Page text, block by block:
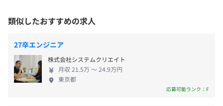
年1回の目標設定をして、半期で振り返りをおこなってい
ます。
チームの上司や個人での評価だけでなく、配属先やアウト
プット先の会社からの評価など多角的に評価しています。
受動喫煙防止措置に関する事項
屋内原則禁煙（喫煙室あり）
9：00～18：00
※勤務時間・休憩時間は配属先により異なります。
休憩時間：12：00～13：00（60分）
平均残業時間：平均17時間／月
社内検定等の制度の有無及びその内容
前年度の月平均所定外労働時間の実績
発現場で生産性を向上させるために必要な、車載ソ
フトウェア標準化規格のことです。2003年の発足以
来、世界中のメーカーが参画しています。日本ではま
だ馴染みがありませんが、AUTOSARは今後の自動車
開発の現場で非常に重要なものです。当社では、
2019年AUTOSARのアソシエイトパートナーに加入し
ており、AUTOSAR専任エンジニアの育成に力を入れ
類似したおすすめの求人
27卒エンジニア
株式会社システムクリエイト
月収 21.5万 〜 24.9万円
東京都
応募可能ランク：F